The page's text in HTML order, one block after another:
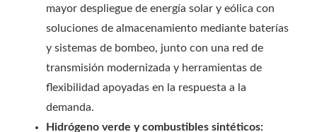
mayor despliegue de energía solar y eólica con
soluciones de almacenamiento mediante baterías
y sistemas de bombeo, junto con una red de
transmisión modernizada y herramientas de
flexibilidad apoyadas en la respuesta a la
demanda.
Hidrógeno verde y combustibles sintéticos: